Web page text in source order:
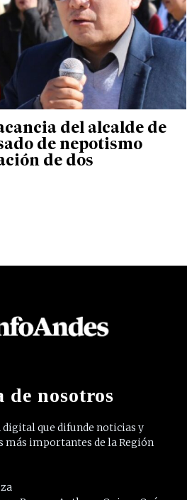
del alcalde de
de nepotismo
de dos
de nosotros
que difunde noticias y
más importantes de la Región